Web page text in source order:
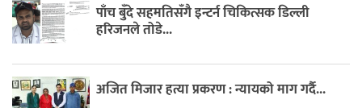
पाँच बुँदे सहमतिसँगै इन्टर्न चिकित्सक डिल्ली
हरिजनले तोडे...
अजित मिजार हत्या प्रकरण : न्यायको माग गर्दै...